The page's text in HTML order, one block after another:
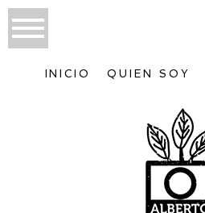
INICIO QUIEN SOY